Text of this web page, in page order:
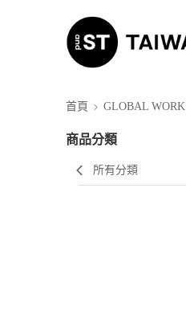
首頁 GLOBAL WORK
商品分類
所有分類